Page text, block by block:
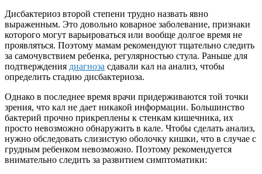
Дисбактериоз второй степени трудно назвать явно
выраженным. Это довольно коварное заболевание, признаки
которого могут варьироваться или вообще долгое время не
проявляться. Поэтому мамам рекомендуют тщательно следить
за самочувствием ребенка, регулярностью стула. Раньше для
подтверждения диагноза сдавали кал на анализ, чтобы
определить стадию дисбактериоза.
Однако в последнее время врачи придерживаются той точки
зрения, что кал не дает никакой информации. Большинство
бактерий прочно прикреплены к стенкам кишечника, их
просто невозможно обнаружить в кале. Чтобы сделать анализ,
нужно обследовать слизистую оболочку кишки, что в случае с
грудным ребенком невозможно. Поэтому рекомендуется
внимательно следить за развитием симптоматики: